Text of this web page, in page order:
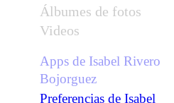
Álbumes de fotos
Videos
Apps de Isabel Rivero
Bojorguez
Preferencias de Isabel